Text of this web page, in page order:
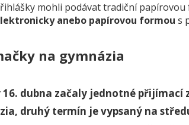
mohli podávat tradiční papírovou
anebo papírovou formou s
na gymnázia
16. dubna začaly jednotné přijímací
druhý termín je vypsaný na